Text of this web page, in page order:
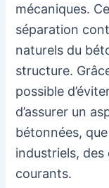
mécaniques.
séparation
naturels du
structure.
possible
d’assurer un
bétonnées,
industriels, des
courants.